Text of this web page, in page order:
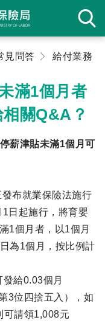
見問答 給付業務
滿1個月者
關Q&A？
薪津貼未滿1個月可
布就業保險法施行
日起施行，將育嬰
1個月者，以1個月
為1個月，按比例計
給0.03個月
3位四捨五入），如
可請領1,008元